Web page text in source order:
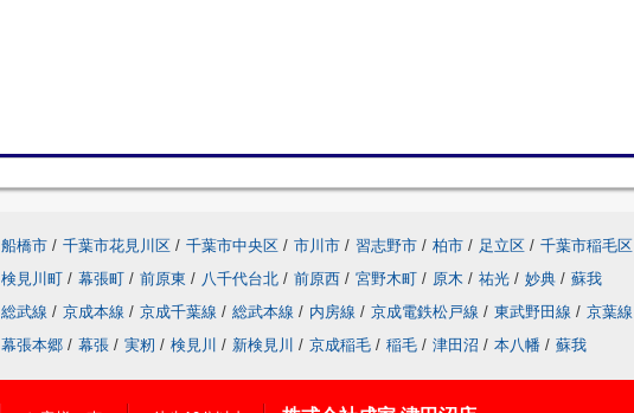
船橋市 / 千葉市花見川区 / 千葉市中央区 / 市川市 / 習志野市 / 柏市 / 足立区 / 千葉市稲毛区
検見川町 / 幕張町 / 前原東 / 八千代台北 / 前原西 / 宮野木町 / 原木 / 祐光 / 妙典 / 蘇我
総武線 / 京成本線 / 京成千葉線 / 総武本線 / 内房線 / 京成電鉄松戸線 / 東武野田線 / 京葉線
幕張本郷 / 幕張 / 実籾 / 検見川 / 新検見川 / 京成稲毛 / 稲毛 / 津田沼 / 本八幡 / 蘇我